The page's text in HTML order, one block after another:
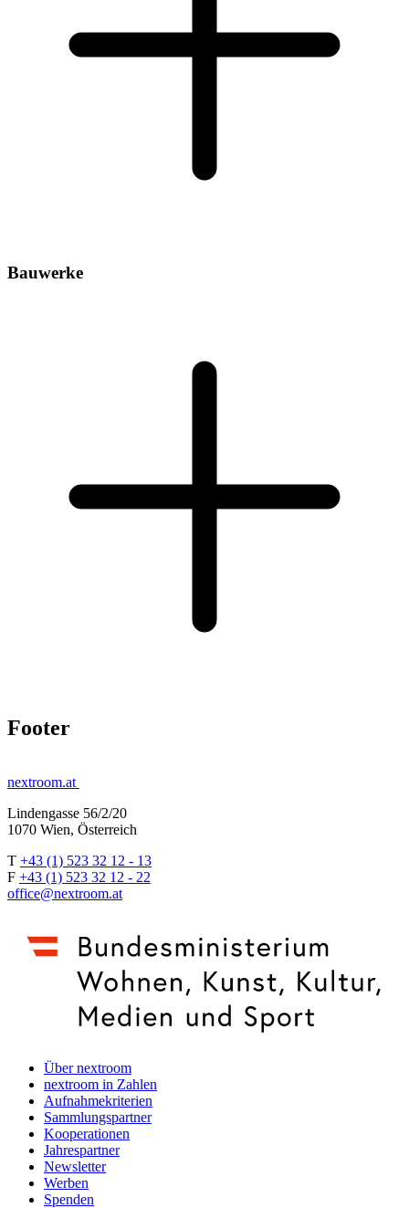
Bauwerke
Footer
nextroom.at
Lindengasse 56/2/20
1070 Wien, Österreich
T +43 (1) 523 32 12 - 13
F +43 (1) 523 32 12 - 22
office@nextroom.at
Über nextroom
nextroom in Zahlen
Aufnahmekriterien
Sammlungspartner
Kooperationen
Jahrespartner
Newsletter
Werben
Spenden